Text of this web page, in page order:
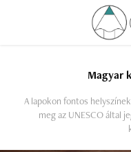
Magyar
A lapokon fontos
meg az UNESCO által